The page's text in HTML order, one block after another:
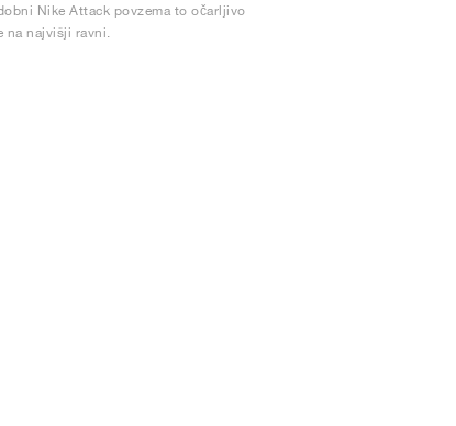
Nike Attack povzema to očarljivo
najvišji ravni.